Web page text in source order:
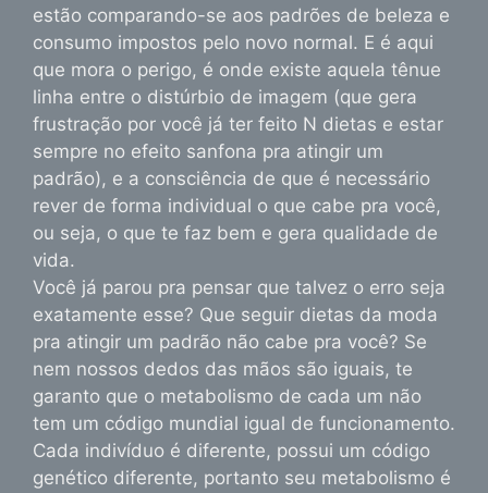
estão comparando-se aos padrões de beleza e
consumo impostos pelo novo normal. E é aqui
que mora o perigo, é onde existe aquela tênue
linha entre o distúrbio de imagem (que gera
frustração por você já ter feito N dietas e estar
sempre no efeito sanfona pra atingir um
padrão), e a consciência de que é necessário
rever de forma individual o que cabe pra você,
ou seja, o que te faz bem e gera qualidade de
vida.
Você já parou pra pensar que talvez o erro seja
exatamente esse? Que seguir dietas da moda
pra atingir um padrão não cabe pra você? Se
nem nossos dedos das mãos são iguais, te
garanto que o metabolismo de cada um não
tem um código mundial igual de funcionamento.
Cada indivíduo é diferente, possui um código
genético diferente, portanto seu metabolismo é